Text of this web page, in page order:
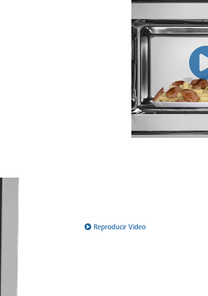
Reproducir Video